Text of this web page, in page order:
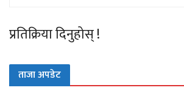
प्रतिक्रिया दिनुहोस् !
ताजा अपडेट